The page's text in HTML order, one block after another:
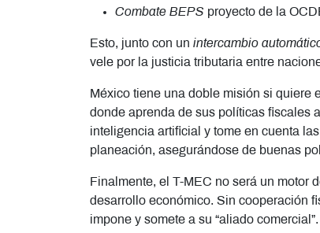
Combate BEPS proyecto de la
Esto, junto con un intercambio
vele por la justicia tributaria entre
México tiene una doble misión si quiere
donde aprenda de sus políticas fiscales
inteligencia artificial y tome en cuenta
planeación, asegurándose de buenas
Finalmente, el T-MEC no será un motor
desarrollo económico. Sin cooperación
impone y somete a su “aliado comercial”.